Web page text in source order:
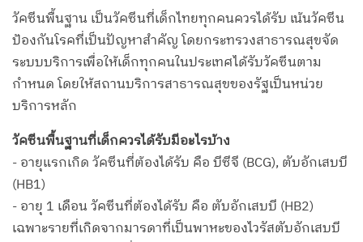
วัคซีนพื้นฐาน เป็นวัคซีนที่เด็กไทยทุกคนควรได้รับ เน้นวัคซีน
ป้องกันโรคที่เป็นปัญหาสำคัญ โดยกระทรวงสาธารณสุขจัด
ระบบบริการเพื่อให้เด็กทุกคนในประเทศได้รับวัคซีนตาม
กำหนด โดยให้สถานบริการสาธารณสุขของรัฐเป็นหน่วย
บริการหลัก
วัคซีนพื้นฐานที่เด็กควรได้รับมีอะไรบ้าง
- อายุแรกเกิด วัคซีนที่ต้องได้รับ คือ บีซีจี (BCG), ตับอักเสบบี
(HB1)
- อายุ 1 เดือน วัคซีนที่ต้องได้รับ คือ ตับอักเสบบี (HB2)
เฉพาะรายที่เกิดจากมารดาที่เป็นพาหะของไวรัสตับอักเสบบี